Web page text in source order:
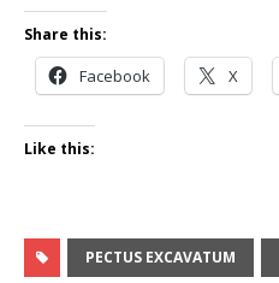
Share this:
Facebook X
Like this:
PECTUS EXCAVATUM